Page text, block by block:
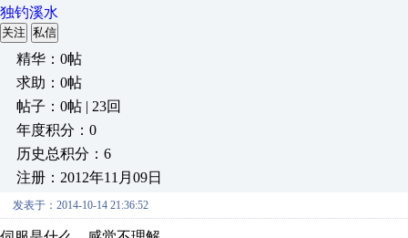
独钓溪水
关注 私信
精华：0帖
求助：0帖
帖子：0帖 | 23回
年度积分：0
历史总积分：6
注册：2012年11月09日
发表于：2014-10-14 21:36:52